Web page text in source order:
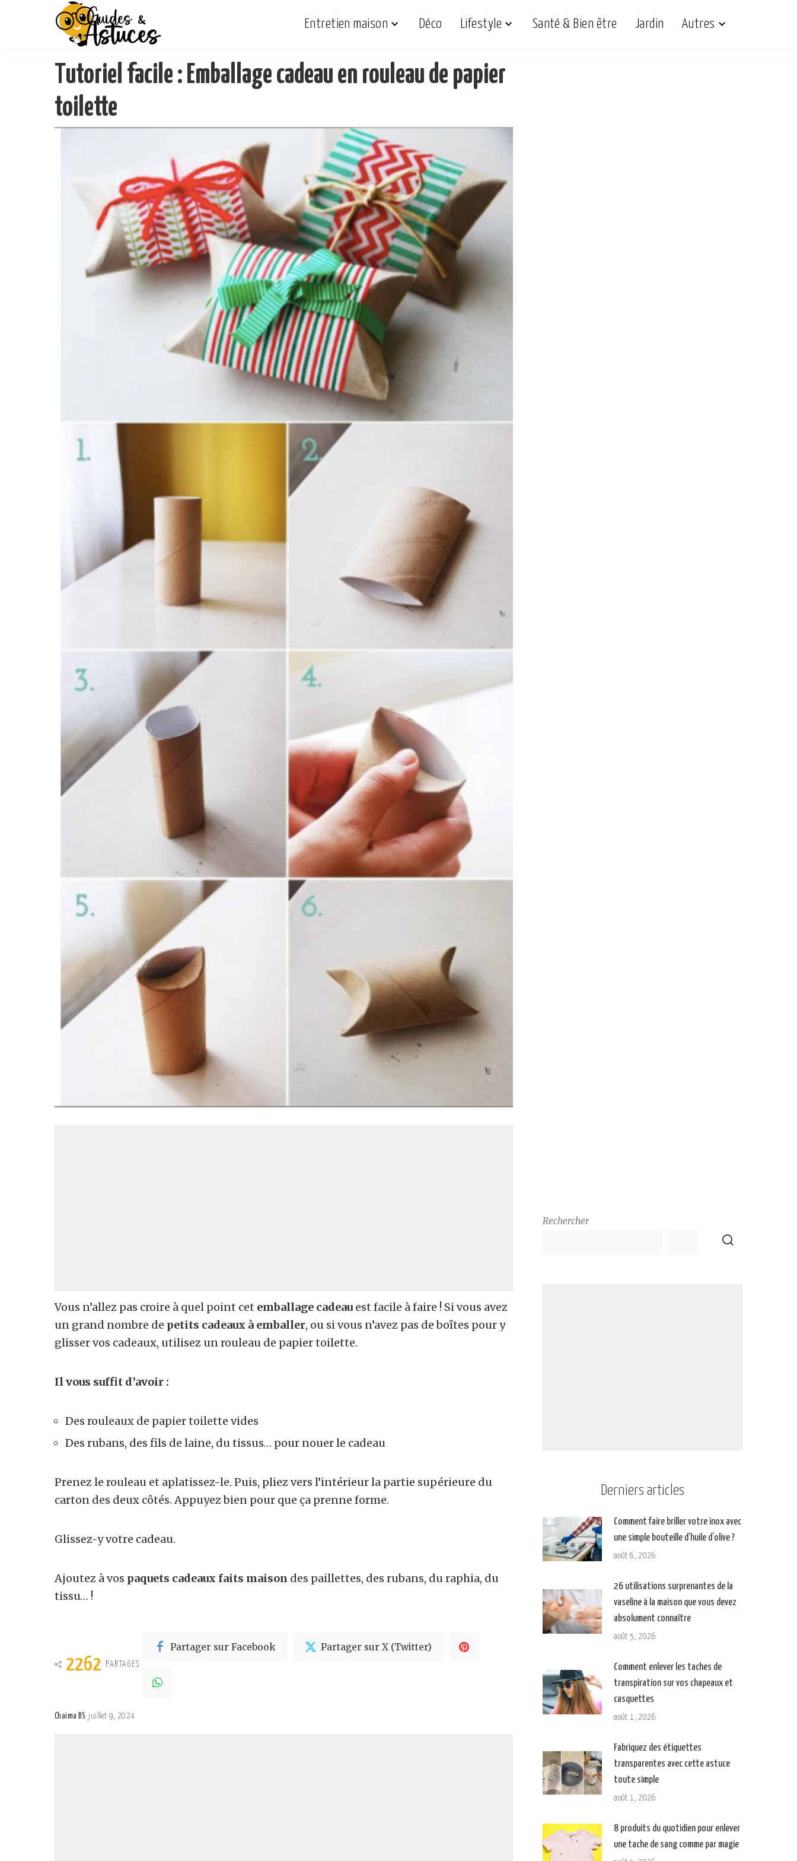
Entretien maison Déco Lifestyle Santé & Bien être Jardin Autres
Tutoriel facile : Emballage cadeau en rouleau de papier
toilette
Vous n’allez pas croire à quel point cet emballage cadeau est facile à faire ! Si vous avez
un grand nombre de petits cadeaux à emballer, ou si vous n’avez pas de boîtes pour y
glisser vos cadeaux, utilisez un rouleau de papier toilette.
Il vous suffit d’avoir :
Des rouleaux de papier toilette vides
Des rubans, des fils de laine, du tissus… pour nouer le cadeau
Prenez le rouleau et aplatissez-le. Puis, pliez vers l’intérieur la partie supérieure du
carton des deux côtés. Appuyez bien pour que ça prenne forme.
Glissez-y votre cadeau.
Ajoutez à vos paquets cadeaux faits maison des paillettes, des rubans, du raphia, du
tissu… !
2262 PARTAGES
Partager sur Facebook Partager sur X (Twitter)
Chaima BS juillet 9, 2024
Rechercher
Derniers articles
Comment faire briller votre inox avec
une simple bouteille d’huile d’olive ?
août 6, 2026
26 utilisations surprenantes de la
vaseline à la maison que vous devez
absolument connaître
août 5, 2026
Comment enlever les taches de
transpiration sur vos chapeaux et
casquettes
août 1, 2026
Fabriquez des étiquettes
transparentes avec cette astuce
toute simple
août 1, 2026
8 produits du quotidien pour enlever
une tache de sang comme par magie